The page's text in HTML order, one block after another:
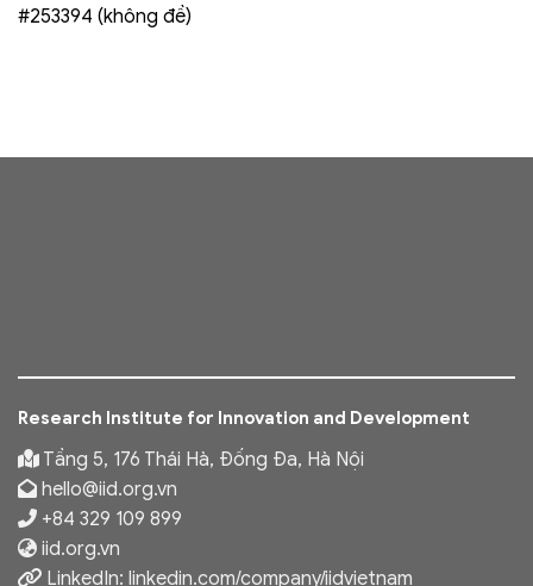
#253394 (không đề)
Research Institute for Innovation and Development
Tầng 5, 176 Thái Hà, Đống Đa, Hà Nội
hello@iid.org.vn
+84 329 109 899
iid.org.vn
LinkedIn: linkedin.com/company/iidvietnam